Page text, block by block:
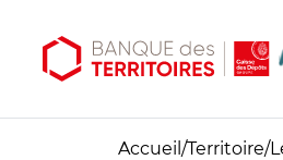
Accueil /Territoire/